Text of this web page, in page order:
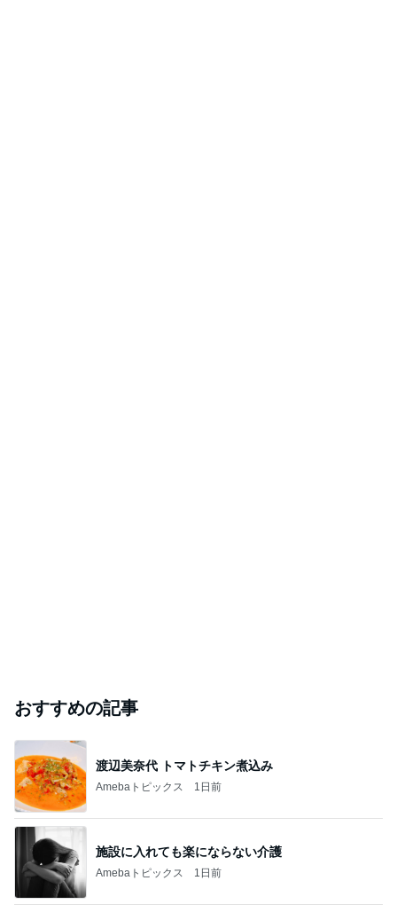
おすすめの記事
渡辺美奈代 トマトチキン煮込み
Amebaトピックス 1日前
施設に入れても楽にならない介護
Amebaトピックス 1日前